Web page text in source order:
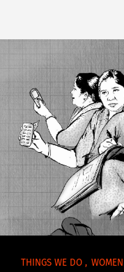
THINGS WE DO , WOMEN